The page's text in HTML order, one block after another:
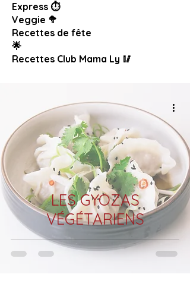
Express ⏱️
Veggie 🥦
Recettes de fête
🌟
Recettes Club Mama Ly 🥢
LES GYOZAS
VÉGÉTARIENS